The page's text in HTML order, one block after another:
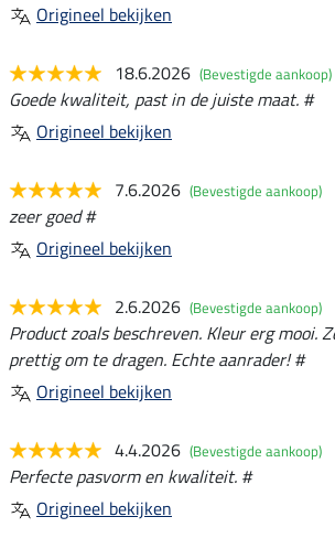
Origineel bekijken
18.6.2026 (Bevestigde aankoop)
Goede kwaliteit, past in de juiste maat. #
Origineel bekijken
7.6.2026 (Bevestigde aankoop)
zeer goed #
Origineel bekijken
2.6.2026 (Bevestigde aankoop)
Product zoals beschreven. Kleur erg mooi.
prettig om te dragen. Echte aanrader! #
Origineel bekijken
4.4.2026 (Bevestigde aankoop)
Perfecte pasvorm en kwaliteit. #
Origineel bekijken